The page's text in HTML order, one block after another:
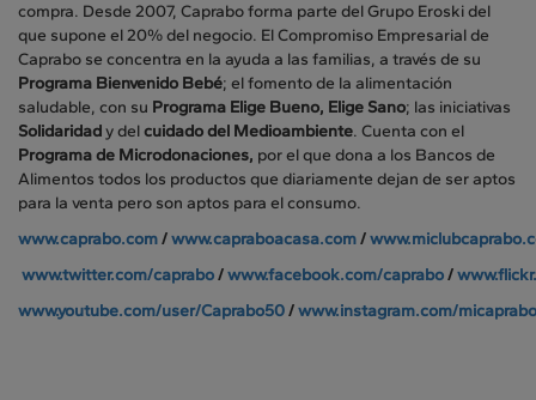
compra. Desde 2007, Caprabo forma parte del Grupo Eroski del
que supone el 20% del negocio. El Compromiso Empresarial de
Caprabo se concentra en la ayuda a las familias, a través de su
Programa Bienvenido Bebé; el fomento de la alimentación
saludable, con su Programa Elige Bueno, Elige Sano; las iniciativas
Solidaridady delcuidado del Medioambiente. Cuenta con el
Programa de Microdonaciones, por el que dona a los Bancos de
Alimentos todos los productos que diariamente dejan de ser aptos
para la venta pero son aptos para el consumo.
www.caprabo.com/www.capraboacasa.com/
www.twitter.com/caprabo/www.facebook.com/caprabo/
www.youtube.com/user/Caprabo50/www.instagram.com/micaprabo